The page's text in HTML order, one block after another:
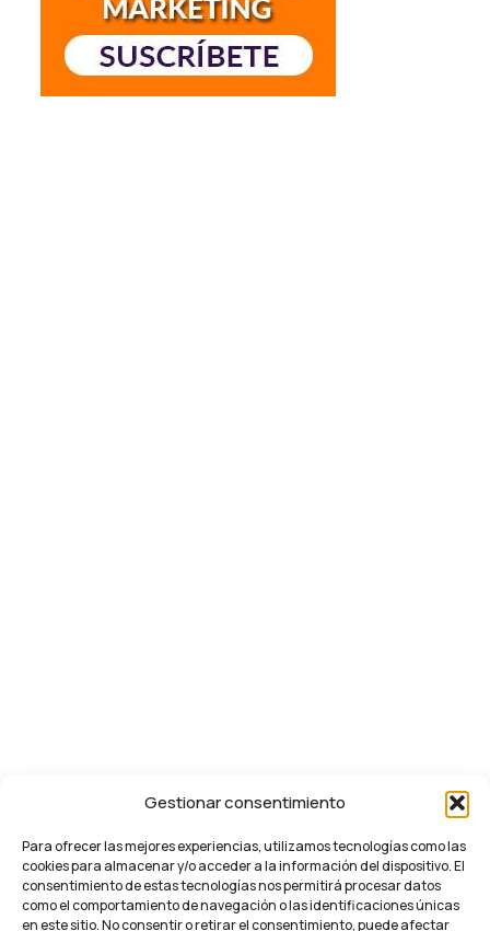
Gestionar consentimiento
Para ofrecer las mejores experiencias, utilizamos tecnologías como las
cookies para almacenar y/o acceder a la información del dispositivo. El
consentimiento de estas tecnologías nos permitirá procesar datos
como el comportamiento de navegación o las identificaciones únicas
en este sitio. No consentir o retirar el consentimiento, puede afectar